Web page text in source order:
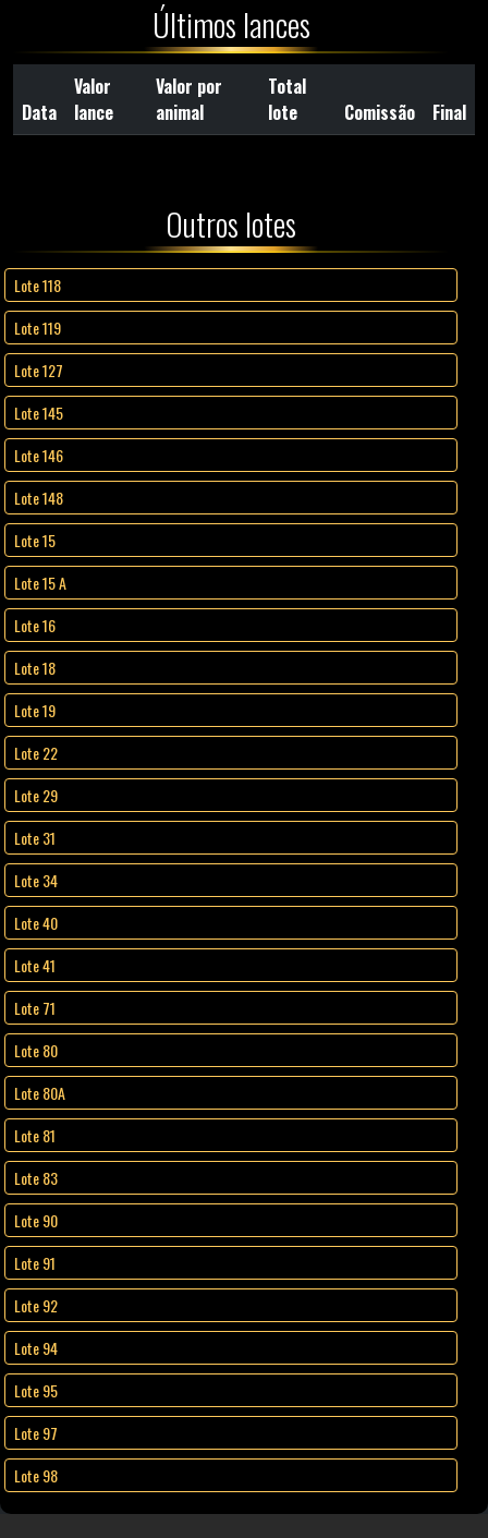
Últimos lances
Data
Valor
lance
Valor por
animal
Total
lote
Comissão Final
Outros lotes
Lote 118
Lote 119
Lote 127
Lote 145
Lote 146
Lote 148
Lote 15
Lote 15 A
Lote 16
Lote 18
Lote 19
Lote 22
Lote 29
Lote 31
Lote 34
Lote 40
Lote 41
Lote 71
Lote 80
Lote 80A
Lote 81
Lote 83
Lote 90
Lote 91
Lote 92
Lote 94
Lote 95
Lote 97
Lote 98